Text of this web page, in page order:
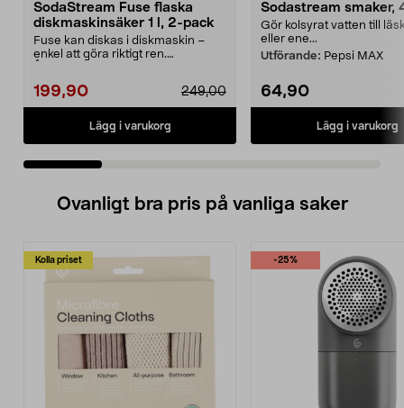
SodaStream Fuse flaska
diskmaskinsäker 1 l, 2-pack
Fuse kan diskas i diskmaskin –
enkel att göra riktigt ren.
199,90 249,00
Lägg i varukorg
Sodastream smaker,
Gör kolsyrat vatten till
eller ene...
Utförande: Pepsi MAX
64,90
Lägg i varukorg
Ovanligt bra pris på vanliga saker
Kolla priset -25%